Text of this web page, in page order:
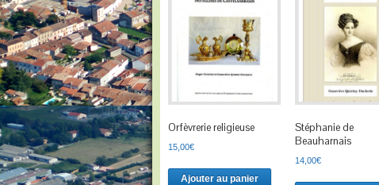
Orfèvrerie religieuse
15,00€
Ajouter au panier
Stéphanie de
Beauharnais
14,00€